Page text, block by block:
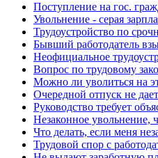
Поступление на гос.
Увольнение - серая
Трудоустройство по
Бывший работодатель
Неофициальное
Вопрос по трудовому
Можно ли уволиться на
Очередной отпуск не
Руководство требует
Незаконное увольнение,
Что делать, если меня
Трудовой спор с